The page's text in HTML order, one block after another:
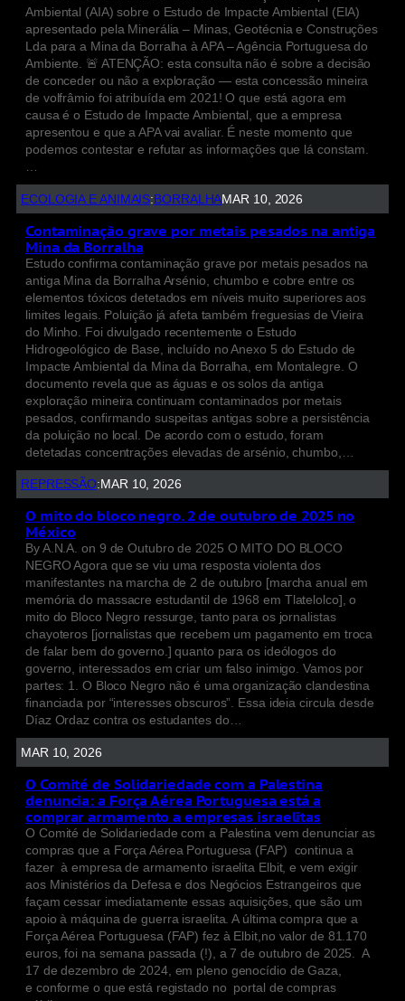
Ambiental (AIA) sobre o Estudo de Impacte Ambiental (EIA)
apresentado pela Minerália – Minas, Geotécnia e Construções
Lda para a Mina da Borralha à APA – Agência Portuguesa do
Ambiente. 🚨 ATENÇÃO: esta consulta não é sobre a decisão
de conceder ou não a exploração — esta concessão mineira
de volfrâmio foi atribuída em 2021! O que está agora em
causa é o Estudo de Impacte Ambiental, que a empresa
apresentou e que a APA vai avaliar. É neste momento que
podemos contestar e refutar as informações que lá constam.
…
ECOLOGIA E ANIMAIS:BORRALHAMAR 10, 2026
Contaminação grave por metais pesados na antiga
Mina da Borralha
Estudo confirma contaminação grave por metais pesados na
antiga Mina da Borralha Arsénio, chumbo e cobre entre os
elementos tóxicos detetados em níveis muito superiores aos
limites legais. Poluição já afeta também freguesias de Vieira
do Minho. Foi divulgado recentemente o Estudo
Hidrogeológico de Base, incluído no Anexo 5 do Estudo de
Impacte Ambiental da Mina da Borralha, em Montalegre. O
documento revela que as águas e os solos da antiga
exploração mineira continuam contaminados por metais
pesados, confirmando suspeitas antigas sobre a persistência
da poluição no local. De acordo com o estudo, foram
detetadas concentrações elevadas de arsénio, chumbo,…
REPRESSÃO: MAR 10, 2026
O mito do bloco negro. 2 de outubro de 2025 no
México
By A.N.A. on 9 de Outubro de 2025 O MITO DO BLOCO
NEGRO Agora que se viu uma resposta violenta dos
manifestantes na marcha de 2 de outubro [marcha anual em
memória do massacre estudantil de 1968 em Tlatelolco], o
mito do Bloco Negro ressurge, tanto para os jornalistas
chayoteros [jornalistas que recebem um pagamento em troca
de falar bem do governo.] quanto para os ideólogos do
governo, interessados em criar um falso inimigo. Vamos por
partes: 1. O Bloco Negro não é uma organização clandestina
financiada por “interesses obscuros”. Essa ideia circula desde
Díaz Ordaz contra os estudantes do…
MAR 10, 2026
O Comité de Solidariedade com a Palestina
denuncia: a Força Aérea Portuguesa está a
comprar armamento a empresas israelitas
O Comité de Solidariedade com a Palestina vem denunciar as
compras que a Força Aérea Portuguesa (FAP) continua a
fazer à empresa de armamento israelita Elbit, e vem exigir
aos Ministérios da Defesa e dos Negócios Estrangeiros que
façam cessar imediatamente essas aquisições, que são um
apoio à máquina de guerra israelita. A última compra que a
Força Aérea Portuguesa (FAP) fez à Elbit,no valor de 81.170
euros, foi na semana passada (!), a 7 de outubro de 2025. A
17 de dezembro de 2024, em pleno genocídio de Gaza,
e conforme o que está registado no portal de compras